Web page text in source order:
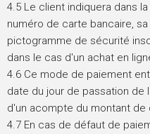
4.5 Le client indiquera dans
numéro de carte bancaire,
pictogramme de sécurité
dans le cas d'un achat en
4.6 Ce mode de paiement
date du jour de passation de
d'un acompte du montant de
4.7 En cas de défaut de